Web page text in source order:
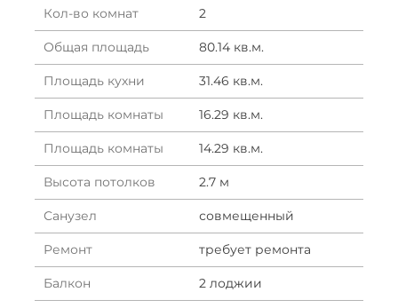
Кол-во комнат 2
Общая площадь 80.14 кв.м.
Площадь кухни 31.46 кв.м.
Площадь комнаты 16.29 кв.м.
Площадь комнаты 14.29 кв.м.
Высота потолков 2.7 м
Санузел совмещенный
Ремонт требует ремонта
Балкон 2 лоджии